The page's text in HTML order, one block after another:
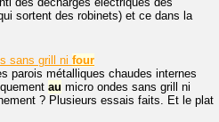
sortent des robinets) et ce dans la
sans grill ni four
parois métalliques chaudes internes
au micro ondes sans grill ni
? Plusieurs essais faits. Et le plat